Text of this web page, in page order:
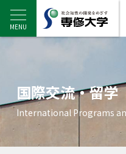
センディナビ